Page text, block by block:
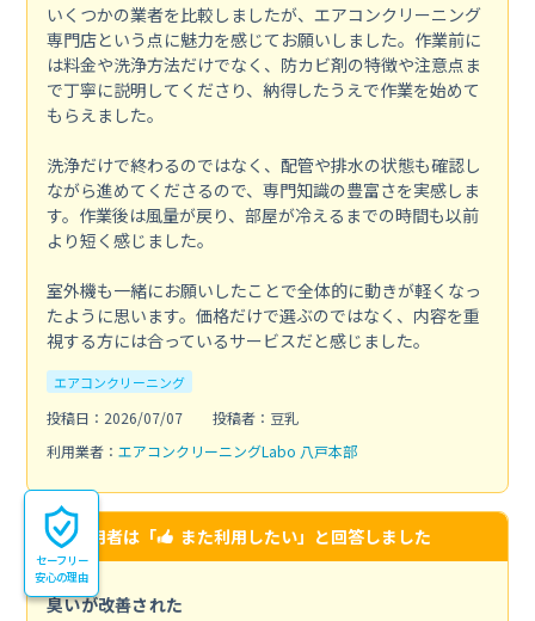
いくつかの業者を比較しましたが、エアコンクリーニング
専門店という点に魅力を感じてお願いしました。作業前に
は料金や洗浄方法だけでなく、防カビ剤の特徴や注意点ま
で丁寧に説明してくださり、納得したうえで作業を始めて
もらえました。
洗浄だけで終わるのではなく、配管や排水の状態も確認し
ながら進めてくださるので、専門知識の豊富さを実感しま
す。作業後は風量が戻り、部屋が冷えるまでの時間も以前
より短く感じました。
室外機も一緒にお願いしたことで全体的に動きが軽くなっ
たように思います。価格だけで選ぶのではなく、内容を重
視する方には合っているサービスだと感じました。
エアコンクリーニング
投稿日：2026/07/07
投稿者：豆乳
利用業者： エアコンクリーニングLabo 八戸本部
この利用者は「 また利用したい」と回答しました
臭いが改善された
セーフリー
安心の理由